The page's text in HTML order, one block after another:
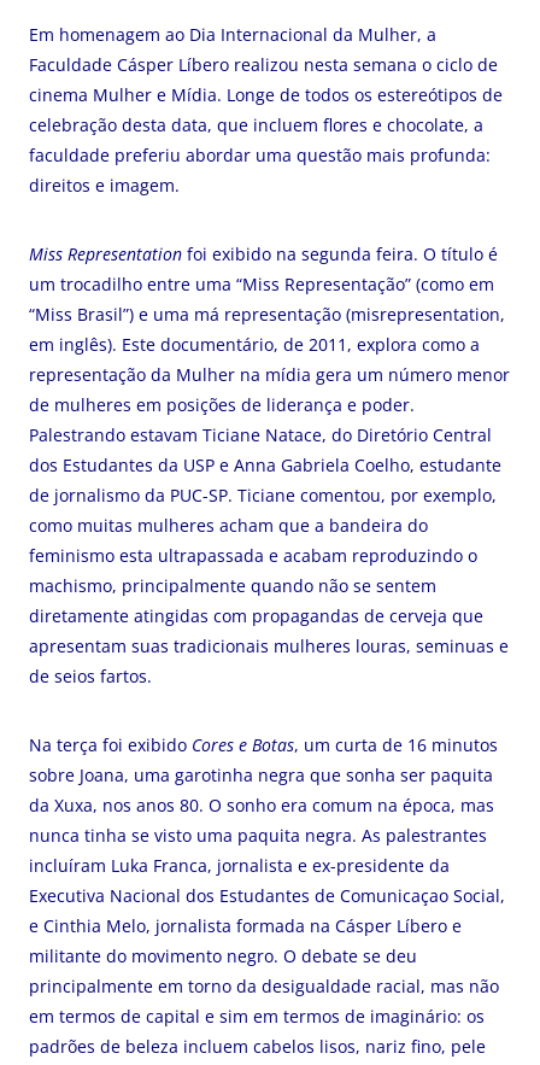
Em homenagem ao Dia Internacional da Mulher, a
Faculdade Cásper Líbero realizou nesta semana o ciclo de
cinema Mulher e Mídia. Longe de todos os estereótipos de
celebração desta data, que incluem flores e chocolate, a
faculdade preferiu abordar uma questão mais profunda:
direitos e imagem.
Miss Representation foi exibido na segunda feira. O título é
um trocadilho entre uma “Miss Representação” (como em
“Miss Brasil”) e uma má representação (misrepresentation,
em inglês). Este documentário, de 2011, explora como a
representação da Mulher na mídia gera um número menor
de mulheres em posições de liderança e poder.
Palestrando estavam Ticiane Natace, do Diretório Central
dos Estudantes da USP e Anna Gabriela Coelho, estudante
de jornalismo da PUC-SP. Ticiane comentou, por exemplo,
como muitas mulheres acham que a bandeira do
feminismo esta ultrapassada e acabam reproduzindo o
machismo, principalmente quando não se sentem
diretamente atingidas com propagandas de cerveja que
apresentam suas tradicionais mulheres louras, seminuas e
de seios fartos.
Na terça foi exibido Cores e Botas, um curta de 16 minutos
sobre Joana, uma garotinha negra que sonha ser paquita
da Xuxa, nos anos 80. O sonho era comum na época, mas
nunca tinha se visto uma paquita negra. As palestrantes
incluíram Luka Franca, jornalista e ex-presidente da
Executiva Nacional dos Estudantes de Comunicaçao Social,
e Cinthia Melo, jornalista formada na Cásper Líbero e
militante do movimento negro. O debate se deu
principalmente em torno da desigualdade racial, mas não
em termos de capital e sim em termos de imaginário: os
padrões de beleza incluem cabelos lisos, nariz fino, pele